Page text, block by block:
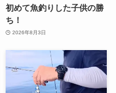
初めて魚釣りした子供の勝
ち！
2026年8月3日